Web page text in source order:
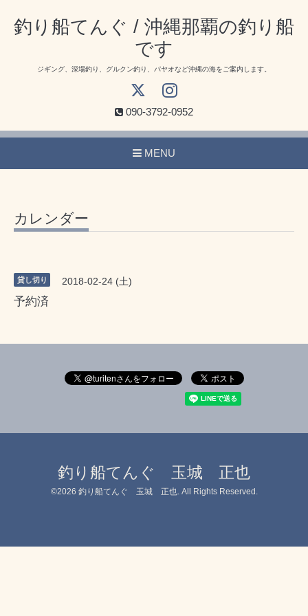
釣り船てんぐ / 沖縄那覇の釣り船
です
ジギング、深場釣り、グルクン釣り、パヤオなど沖縄の海をご案内します。
090-3792-0952
MENU
カレンダー
貸し切り 2018-02-24 (土)
予約済
釣り船てんぐ 玉城 正也
©2026 釣り船てんぐ 玉城 正也. All Rights Reserved.